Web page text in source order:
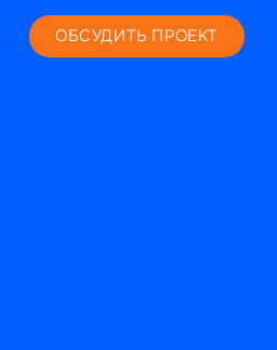
ОБСУДИТЬ ПРОЕКТ